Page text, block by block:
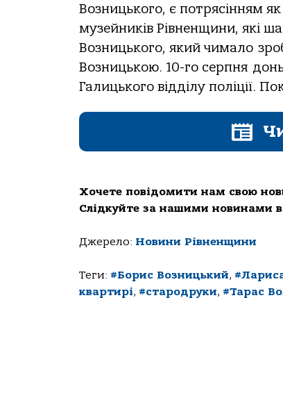
Возницького, є потрясінням
музейників Рівненщини, які
Возницького, який чимало
Возницькою. 10-го серпня
Галицького відділу поліції.
Хочете повідомити нам свою
Слідкуйте за нашими новинами в
Джерело: Новини Рівненщини
Теги: #Борис Возницький,
квартирі, #стародруки, #Тарас